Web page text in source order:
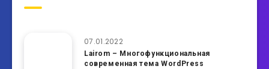
07.01.2022
Lairom – Многофункциональная
современная тема WordPress